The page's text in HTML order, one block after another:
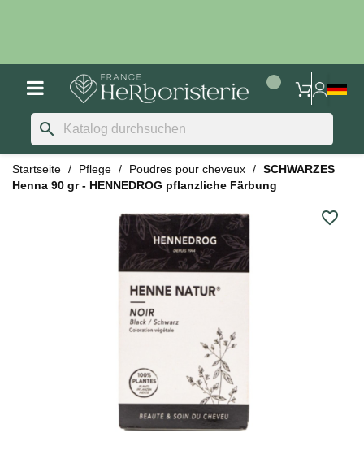
search
Startseite Pflege Poudres pour cheveux
SCHWARZES
Henna 90 gr - HENNEDROG pflanzliche Färbung
favorite_border